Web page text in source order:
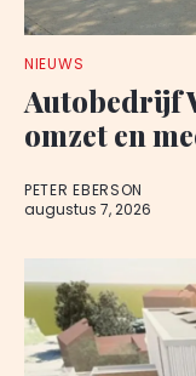
NIEUWS
Autobedrijf
omzet en
PETER EBERSON
augustus 7, 2026